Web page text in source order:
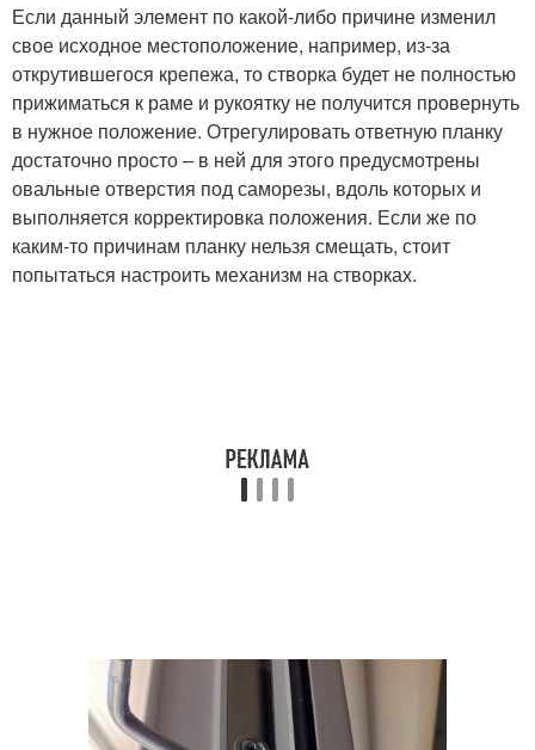
Если данный элемент по какой-либо причине изменил
свое исходное местоположение, например, из-за
открутившегося крепежа, то створка будет не полностью
прижиматься к раме и рукоятку не получится провернуть
в нужное положение. Отрегулировать ответную планку
достаточно просто – в ней для этого предусмотрены
овальные отверстия под саморезы, вдоль которых и
выполняется корректировка положения. Если же по
каким-то причинам планку нельзя смещать, стоит
попытаться настроить механизм на створках.